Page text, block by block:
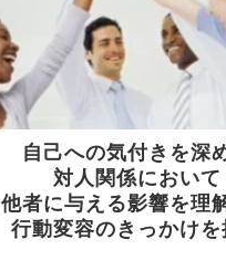
自己への気付きを深
対人関係において
他者に与える影響を理
行動変容のきっかけを